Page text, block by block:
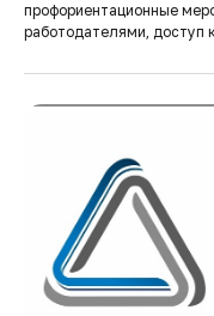
профориентационные
работодателями, доступ